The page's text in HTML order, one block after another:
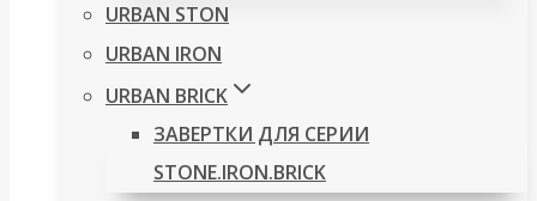
URBAN STON
URBAN IRON
URBAN BRICK
ЗАВЕРТКИ ДЛЯ СЕРИИ
STONE.IRON.BRICK